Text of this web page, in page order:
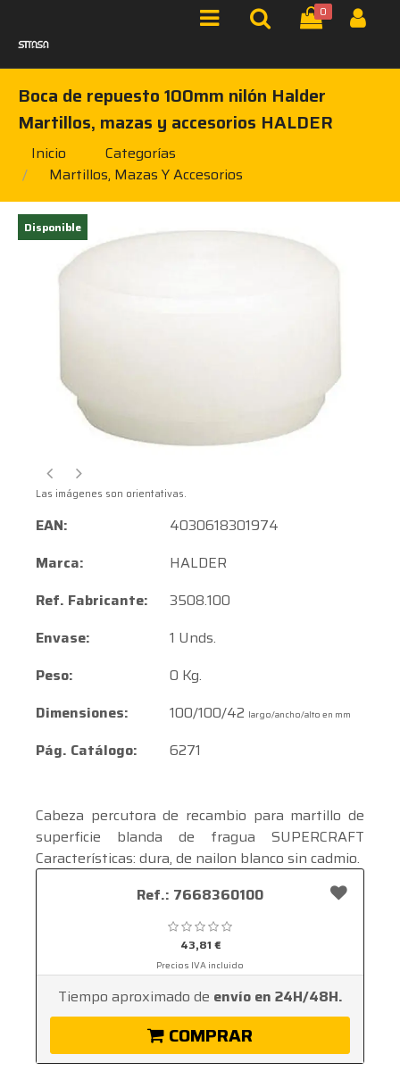
0
Boca de repuesto 100mm nilón Halder
Martillos, mazas y accesorios HALDER
Inicio
Categorías
Martillos, Mazas Y Accesorios
Disponible
Las imágenes son orientativas.
EAN:
4030618301974
Marca:
HALDER
Ref. Fabricante:
3508.100
Envase:
1 Unds.
Peso:
0 Kg.
Dimensiones:
100/100/42 largo/ancho/alto en mm
Pág. Catálogo: 6271
Cabeza percutora de recambio para martillo de
superficie blanda de fragua SUPERCRAFT
Características: dura, de nailon blanco sin cadmio.
Ver mas ...
Ref.: 7668360100
43,81 €
Precios IVA incluido
Tiempo aproximado de envío en 24H/48H.
COMPRAR